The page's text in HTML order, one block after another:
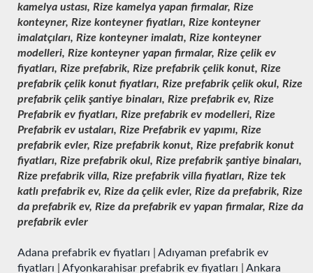
kamelya ustası, Rize kamelya yapan firmalar, Rize
konteyner, Rize konteyner fiyatları, Rize konteyner
imalatçıları, Rize konteyner imalatı, Rize konteyner
modelleri, Rize konteyner yapan firmalar, Rize çelik ev
fiyatları, Rize prefabrik, Rize prefabrik çelik konut, Rize
prefabrik çelik konut fiyatları, Rize prefabrik çelik okul, Rize
prefabrik çelik şantiye binaları, Rize prefabrik ev, Rize
Prefabrik ev fiyatları, Rize prefabrik ev modelleri, Rize
Prefabrik ev ustaları, Rize Prefabrik ev yapımı, Rize
prefabrik evler, Rize prefabrik konut, Rize prefabrik konut
fiyatları, Rize prefabrik okul, Rize prefabrik şantiye binaları,
Rize prefabrik villa, Rize prefabrik villa fiyatları, Rize tek
katlı prefabrik ev, Rize da çelik evler, Rize da prefabrik, Rize
da prefabrik ev, Rize da prefabrik ev yapan firmalar, Rize da
prefabrik evler
Adana prefabrik ev fiyatları
Adıyaman prefabrik ev
fiyatları
Afyonkarahisar prefabrik ev fiyatları
Ankara